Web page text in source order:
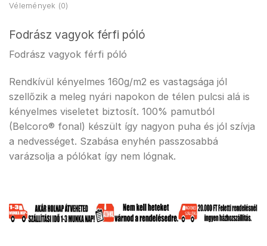
Vélemények (0)
Fodrász vagyok férfi póló
Fodrász vagyok férfi póló
Rendkívül kényelmes 160g/m2 es vastagsága jól
szellőzik a meleg nyári napokon de télen pulcsi alá is
kényelmes viseletet biztosít. 100% pamutból
(Belcoro® fonal) készült így nagyon puha és jól szívja
a nedvességet. Szabása enyhén passzosabbá
varázsolja a pólókat így nem lógnak.